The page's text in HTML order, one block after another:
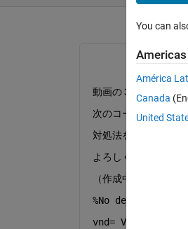
動画の３次元フーリ
次のコードを作成し
対処法をご教授頂け
よろしくお願いいた
（作成中のコード）
%No defect動画の
vnd= VideoReader(
You can
Americas
América
Canada
United